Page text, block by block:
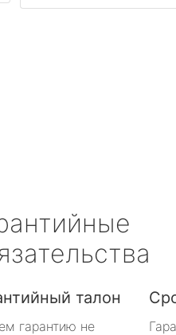
талон
гарантию не